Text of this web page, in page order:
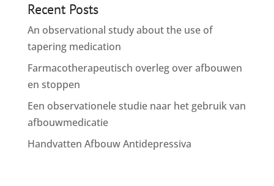
Recent Posts
An observational study about the use of
tapering medication
Farmacotherapeutisch overleg over afbouwen
en stoppen
Een observationele studie naar het gebruik van
afbouwmedicatie
Handvatten Afbouw Antidepressiva